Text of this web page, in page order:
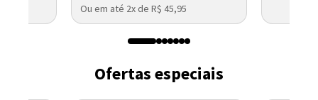
Ou em até 2x de R$ 45,95
Ofertas especiais